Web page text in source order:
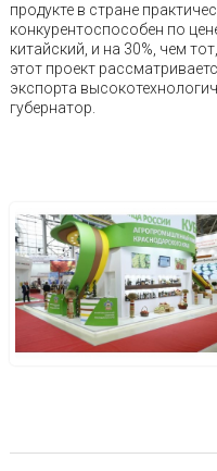
продукте в стране
конкурентоспособен по
китайский, и на 30%, чем
этот проект
экспорта
губернатор.